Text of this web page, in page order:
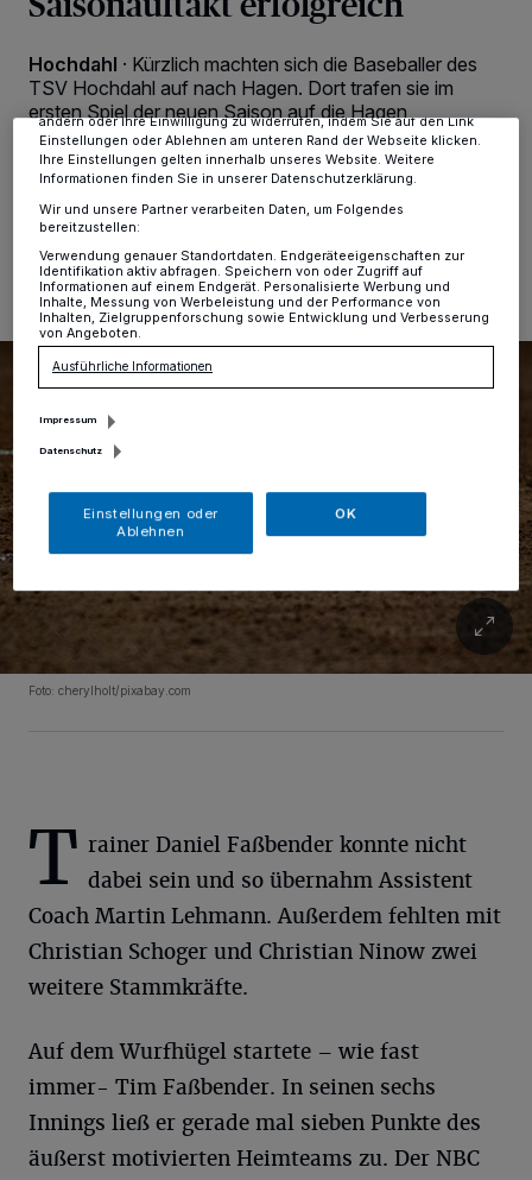
Hochdahl · Kürzlich machten sich die Baseballer des
TSV Hochdahl auf nach Hagen. Dort trafen sie im
ersten Spiel der neuen Saison auf die Hagen
Chipmunks.
02.05.2022 , 09:52 Uhr
Foto: cherylholt/pixabay.com
T rainer Daniel Faßbender konnte nicht
dabei sein und so übernahm Assistent
Coach Martin Lehmann. Außerdem fehlten mit
Christian Schoger und Christian Ninow zwei
weitere Stammkräfte.
Auf dem Wurfhügel startete – wie fast
immer- Tim Faßbender. In seinen sechs
Innings ließ er gerade mal sieben Punkte des
äußerst motivierten Heimteams zu. Der NBC
Kennungen auf Ihrem Gerät zu. Durch Auswahl von OK aktivieren Sie
Tracking-Technologien für die unter „Wir und unsere Partner
Zwecke. Wenn Tracker deaktiviert sind, sind manche Inhalte und
Anzeigen möglicherweise nicht mehr so relevant für Sie. Sie können
dieses Menü jederzeit wieder aufrufen, um Ihre Einstellungen zu
ändern oder Ihre Einwilligung zu widerrufen, indem Sie auf den Link
Einstellungen oder Ablehnen am unteren Rand der Webseite klicken.
Ihre Einstellungen gelten innerhalb unseres Website. Weitere
Informationen finden Sie in unserer Datenschutzerklärung.
Wir und unsere Partner verarbeiten Daten, um Folgendes
bereitzustellen:
Verwendung genauer Standortdaten. Endgeräteeigenschaften zur
Identifikation aktiv abfragen. Speichern von oder Zugriff auf
Informationen auf einem Endgerät. Personalisierte Werbung und
Inhalte, Messung von Werbeleistung und der Performance von
Inhalten, Zielgruppenforschung sowie Entwicklung und Verbesserung
von Angeboten.
Ausführliche Informationen
Impressum
Datenschutz
Einstellungen oder
Ablehnen
OK